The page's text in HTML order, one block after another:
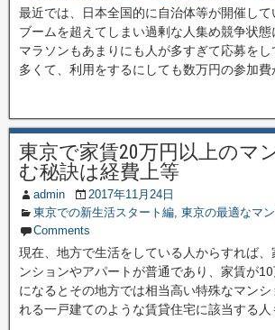
最近では、日本全国的に自治体等が開催し
ブームを超えてしまい過剰な人集め競争状
マラソンもあまりにも人が多すぎて応募を
多くて、利用をするにしても数万円の参加
東京で家賃20万円以上のマ
む秘訣は経費上等
admin
2017年11月24日
東京での新生活スタート編, 東京の最適なマ
Comments
現在、地方で生活をしている人からすれば
ンションやアパートが普通であり、家賃が
になるとその地方では相当高い特殊なマン
れる一戸建てのような賃貸住宅に該当する